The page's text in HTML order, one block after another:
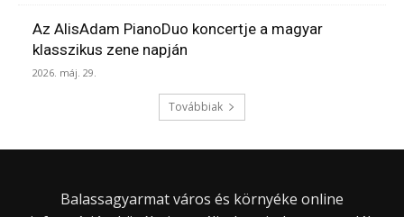
Az AlisAdam PianoDuo koncertje a magyar
klasszikus zene napján
2026. máj. 29.
Továbbiak
Balassagyarmat város és környéke online